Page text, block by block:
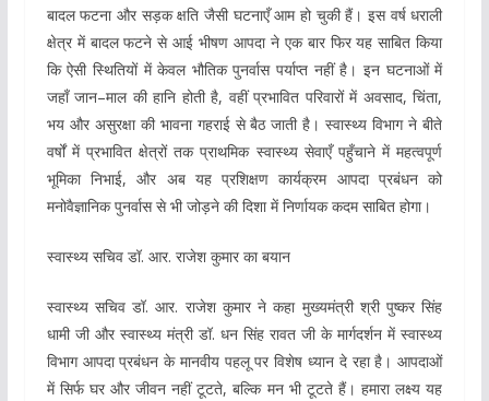
बादल फटना और सड़क क्षति जैसी घटनाएँ आम हो चुकी हैं। इस वर्ष धराली
क्षेत्र में बादल फटने से आई भीषण आपदा ने एक बार फिर यह साबित किया
कि ऐसी स्थितियों में केवल भौतिक पुनर्वास पर्याप्त नहीं है। इन घटनाओं में
जहाँ जान–माल की हानि होती है, वहीं प्रभावित परिवारों में अवसाद, चिंता,
भय और असुरक्षा की भावना गहराई से बैठ जाती है। स्वास्थ्य विभाग ने बीते
वर्षों में प्रभावित क्षेत्रों तक प्राथमिक स्वास्थ्य सेवाएँ पहुँचाने में महत्वपूर्ण
भूमिका निभाई, और अब यह प्रशिक्षण कार्यक्रम आपदा प्रबंधन को
मनोवैज्ञानिक पुनर्वास से भी जोड़ने की दिशा में निर्णायक कदम साबित होगा।
स्वास्थ्य सचिव डॉ. आर. राजेश कुमार का बयान
स्वास्थ्य सचिव डॉ. आर. राजेश कुमार ने कहा मुख्यमंत्री श्री पुष्कर सिंह
धामी जी और स्वास्थ्य मंत्री डॉ. धन सिंह रावत जी के मार्गदर्शन में स्वास्थ्य
विभाग आपदा प्रबंधन के मानवीय पहलू पर विशेष ध्यान दे रहा है। आपदाओं
में सिर्फ घर और जीवन नहीं टूटते, बल्कि मन भी टूटते हैं। हमारा लक्ष्य यह